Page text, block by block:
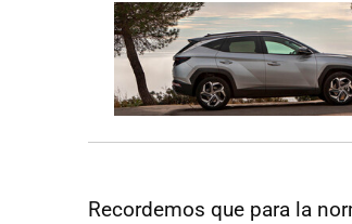
Recordemos que para la